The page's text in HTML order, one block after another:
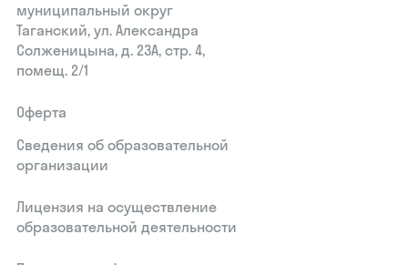
муниципальный округ
Таганский, ул. Александра
Солженицына, д. 23А, стр. 4,
помещ. 2/1
Оферта
Сведения об образовательной
организации
Лицензия на осуществление
образовательной деятельности